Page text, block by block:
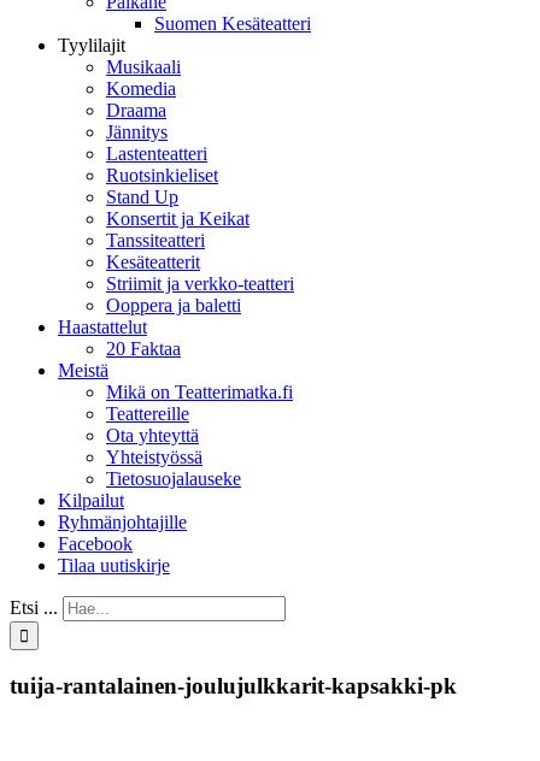
Suomen Kesäteatteri
Tyylilajit
Musikaali
Komedia
Draama
Jännitys
Lastenteatteri
Ruotsinkieliset
Stand Up
Konsertit ja Keikat
Tanssiteatteri
Kesäteatterit
Striimit ja verkko-teatteri
Ooppera ja baletti
Haastattelut
20 Faktaa
Meistä
Mikä on Teatterimatka.fi
Teattereille
Ota yhteyttä
Yhteistyössä
Tietosuojalauseke
Kilpailut
Ryhmänjohtajille
Facebook
Tilaa uutiskirje
Etsi ...
tuija-rantalainen-joulujulkkarit-kapsakki-pk